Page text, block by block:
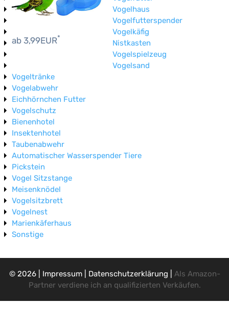
ab 3,99EUR*
Vogelhaus
Vogelfutterspender
Vogelkäfig
Nistkasten
Vogelspielzeug
Vogelsand
Vogeltränke
Vogelabwehr
Eichhörnchen Futter
Vogelschutz
Bienenhotel
Insektenhotel
Taubenabwehr
Automatischer Wasserspender Tiere
Pickstein
Vogel Sitzstange
Meisenknödel
Vogelsitzbrett
Vogelnest
Marienkäferhaus
Sonstige
© 2026 Impressum| Datenschutzerklärung
Als Amazon-
Partner verdiene ich an qualifizierten Verkäufen.